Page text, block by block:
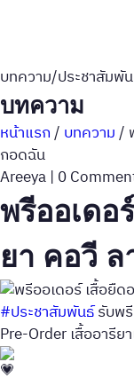
บทความ/ประชาสัมพั
บทความ
หน้าแรก/ บทความ/
กอดฉัน
Areeya | 0
พรีออเดอ
ยา คอวี
#ประชาสัมพันธ์รับพ
Pre-Order เสื้ออารีย